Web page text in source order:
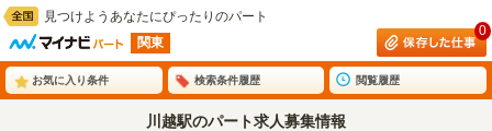
見つけようあなたにぴったりのパート
関東
0
お気に入り条件 検索条件履歴 閲覧履歴
川越駅のパート求人募集情報